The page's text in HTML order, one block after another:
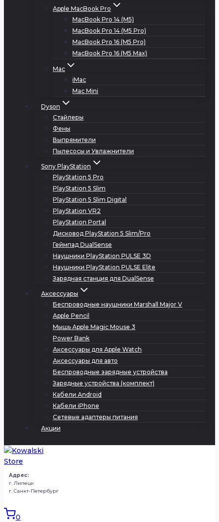
Apple MacBook Pro
MacBook Pro 14 (M5)
MacBook Pro 14 (M5 Pro)
MacBook Pro 16 (M5 Pro)
MacBook Pro 16 (M5 Max)
Mac
iMac
Mac Mini
Dyson
Стайлеры
Фены
Выпрямители
Пылесосы и Увлажнители
Sony PlayStation
PlayStation 5 Pro
PlayStation 5 Slim
PlayStation 5 Slim Digital
PlayStation VR2
PlayStation Portal
Дисковод PlayStation 5 Slim/Pro
Геймпад DualSense
Наушники PlayStation PULSE 3D
Наушники PlayStation PULSE Elite
Зарядная станция для DualSense
Аксессуары
Беспроводные наушники Marshall Major V
Apple Pencil
Мышь Apple Magic Mouse 3
Power Bank
Аксессуары для Apple Watch
Аксессуары для авто
Беспроводные зарядные устройства
Зарядные устройства (комплект)
Кабели Android
Кабели iPhone
Сетевые адаптеры питания
Акции
Адрес:
г. Липецк
г. Санкт-Петербург
0